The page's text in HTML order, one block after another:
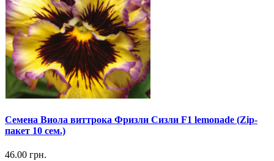
Семена Виола виттрока Фризли Сизли F1 lemonade (Zip-
пакет 10 сем.)
46.00 грн.